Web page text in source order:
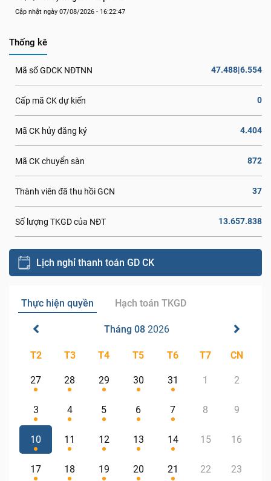
Cập nhật ngày 07/08/2026 - 16:22:47
Thống kê
Mã số GDCK NĐTNN 47.488|6.554
Cấp mã CK dự kiến 0
Mã CK hủy đăng ký 4.404
Mã CK chuyển sàn 872
Thành viên đã thu hồi GCN 37
Số lượng TKGD của NĐT 13.657.838
Lịch nghỉ thanh toán GD CK
Thực hiện quyền Hạch toán TKGD
Tháng 08 2026
T2 T3 T4 T5 T6 T7 CN
27 28 29 30 31 1 2
3 4 5 6 7 8 9
10 11 12 13 14 15 16
17 18 19 20 21 22 23